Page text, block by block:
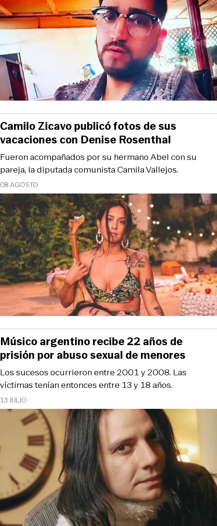
08 AGOSTO
Fueron acompañados por su hermano Abel con su
pareja, la diputada comunista Camila Vallejos.
Camilo Zicavo publicó fotos de sus
vacaciones con Denise Rosenthal
13 JULIO
Los sucesos ocurrieron entre 2001 y 2008. Las
víctimas tenían entonces entre 13 y 18 años.
Músico argentino recibe 22 años de
prisión por abuso sexual de menores